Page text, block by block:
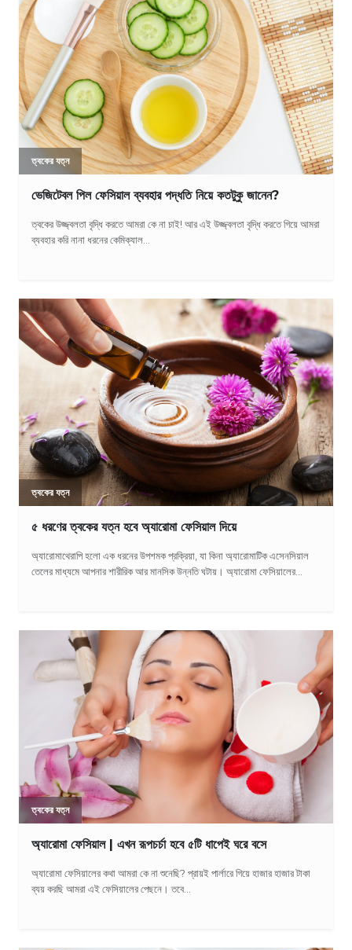
ত্বকের যত্ন
ভেজিটেবল পিল ফেসিয়াল ব্যবহার পদ্ধতি নিয়ে কতটুকু জানেন?
ত্বকের উজ্জ্বলতা বৃদ্ধি করতে আমরা কে না চাই! আর এই উজ্জ্বলতা বৃদ্ধি করতে গিয়ে আমরা
ব্যবহার করি নানা ধরনের কেমিক্যাল...
ত্বকের যত্ন
৫ ধরণের ত্বকের যত্ন হবে অ্যারোমা ফেসিয়াল দিয়ে
অ্যারোমাথেরাপি হলো এক ধরনের উপশমক প্রক্রিয়া, যা কিনা অ্যারোমাটিক এসেনসিয়াল
তেলের মাধ্যমে আপনার শারীরিক আর মানসিক উন্নতি ঘটায়। অ্যারোমা ফেসিয়ালের...
ত্বকের যত্ন
অ্যারোমা ফেসিয়াল | এখন রূপচর্চা হবে ৫টি ধাপেই ঘরে বসে
অ্যারোমা ফেসিয়ালের কথা আমরা কে না শুনেছি? প্রায়ই পার্লারে গিয়ে হাজার হাজার টাকা
ব্যয় করছি আমরা এই ফেসিয়ালের পেছনে। তবে...